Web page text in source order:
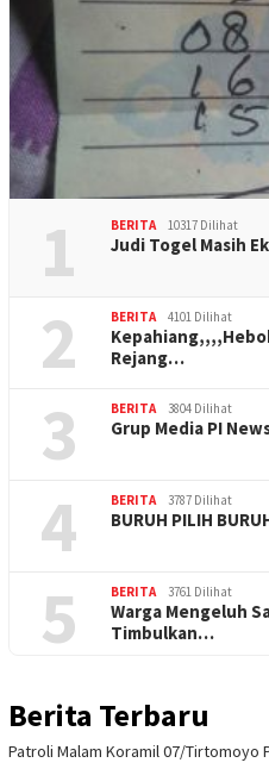
1 BERITA 10317 Dilihat
Judi Togel Masih
2 BERITA 4101 Dilihat
Rejang…
3 BERITA 3804 Dilihat
Grup Media PI
4 BERITA 3787 Dilihat
BURUH PILIH
5 BERITA 3761 Dilihat
Warga Mengeluh
Timbulkan…
Berita Terbaru
Patroli Malam Koramil 07/Tirtomoyo